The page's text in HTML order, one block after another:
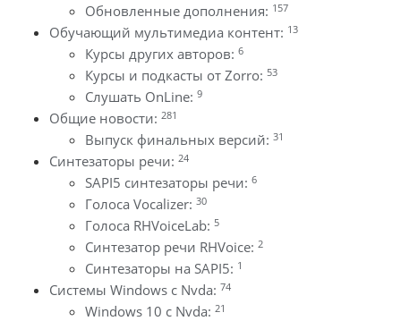
Обновленные дополнения: 157
Обучающий мультимедиа контент: 13
Курсы других авторов: 6
Курсы и подкасты от Zorro: 53
Слушать OnLine: 9
Общие новости: 281
Выпуск финальных версий: 31
Синтезаторы речи: 24
SAPI5 синтезаторы речи: 6
Голоса Vocalizer: 30
Голоса RHVoiceLab: 5
Синтезатор речи RHVoice: 2
Синтезаторы на SAPI5: 1
Системы Windows с Nvda: 74
Windows 10 с Nvda: 21